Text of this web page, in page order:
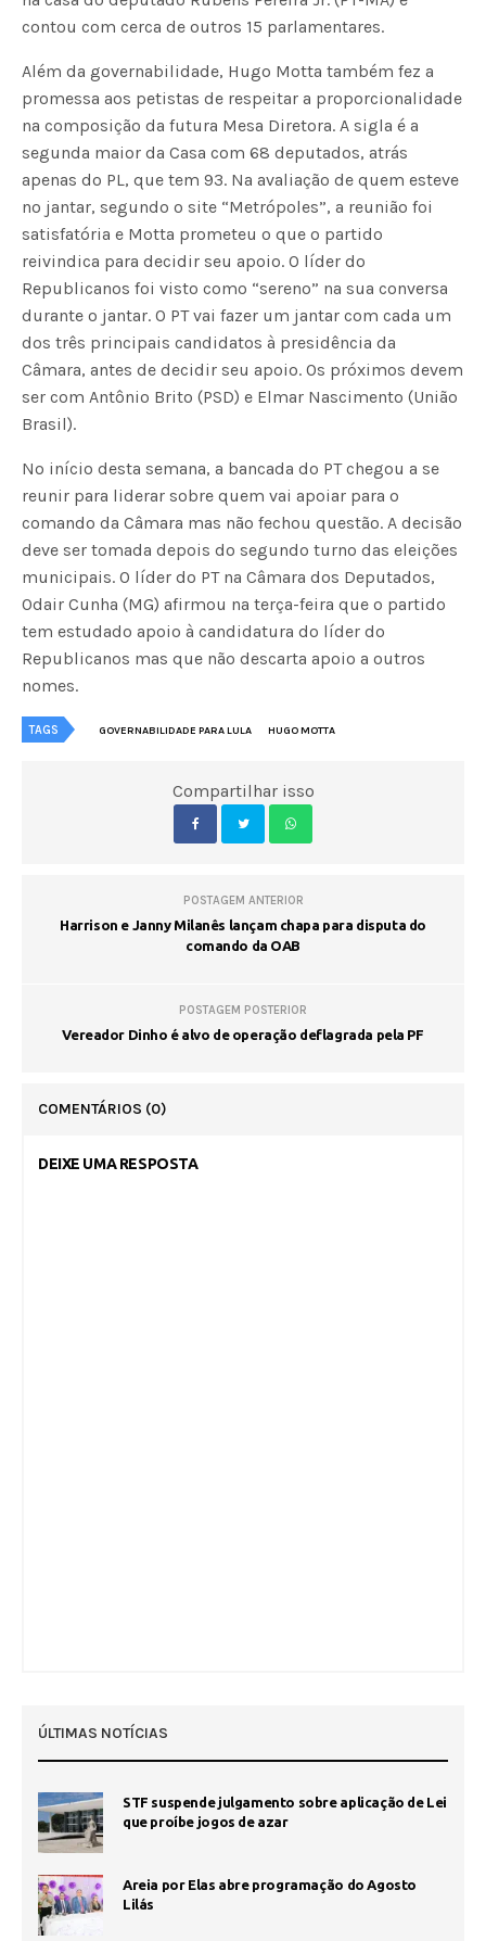
contou com cerca de outros 15 parlamentares.
Além da governabilidade, Hugo Motta também fez a
promessa aos petistas de respeitar a proporcionalidade
na composição da futura Mesa Diretora. A sigla é a
segunda maior da Casa com 68 deputados, atrás
apenas do PL, que tem 93. Na avaliação de quem esteve
no jantar, segundo o site “Metrópoles”, a reunião foi
satisfatória e Motta prometeu o que o partido
reivindica para decidir seu apoio. O líder do
Republicanos foi visto como “sereno” na sua conversa
durante o jantar. O PT vai fazer um jantar com cada um
dos três principais candidatos à presidência da
Câmara, antes de decidir seu apoio. Os próximos devem
ser com Antônio Brito (PSD) e Elmar Nascimento (União
Brasil).
No início desta semana, a bancada do PT chegou a se
reunir para liderar sobre quem vai apoiar para o
comando da Câmara mas não fechou questão. A decisão
deve ser tomada depois do segundo turno das eleições
municipais. O líder do PT na Câmara dos Deputados,
Odair Cunha (MG) afirmou na terça-feira que o partido
tem estudado apoio à candidatura do líder do
Republicanos mas que não descarta apoio a outros
nomes.
TAGS GOVERNABILIDADE PARA LULA HUGO MOTTA
Compartilhar isso
POSTAGEM ANTERIOR
Harrison e Janny Milanês lançam chapa para disputa do
comando da OAB
POSTAGEM POSTERIOR
Vereador Dinho é alvo de operação deflagrada pela PF
COMENTÁRIOS (0)
DEIXE UMA RESPOSTA
ÚLTIMAS NOTÍCIAS
STF suspende julgamento sobre aplicação de Lei
que proíbe jogos de azar
Areia por Elas abre programação do Agosto
Lilás